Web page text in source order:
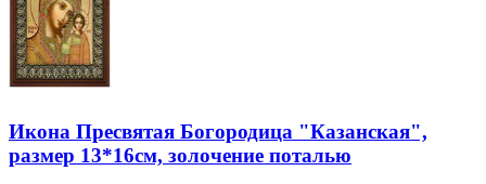
Икона Пресвятая Богородица "Казанская",
размер 13*16см, золочение поталью